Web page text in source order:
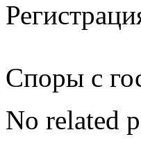
Споры с
No related